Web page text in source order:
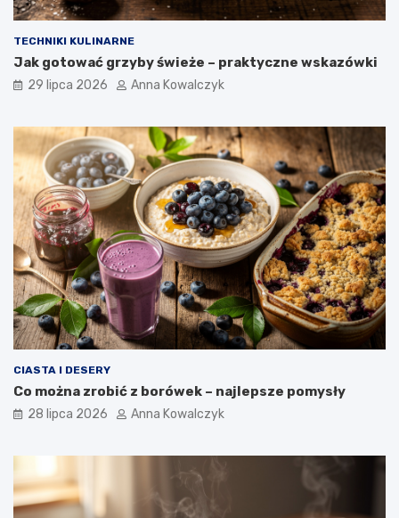
TECHNIKI KULINARNE
Jak gotować grzyby świeże – praktyczne wskazówki
29 lipca 2026 Anna Kowalczyk
CIASTA I DESERY
Co można zrobić z borówek – najlepsze pomysły
28 lipca 2026 Anna Kowalczyk